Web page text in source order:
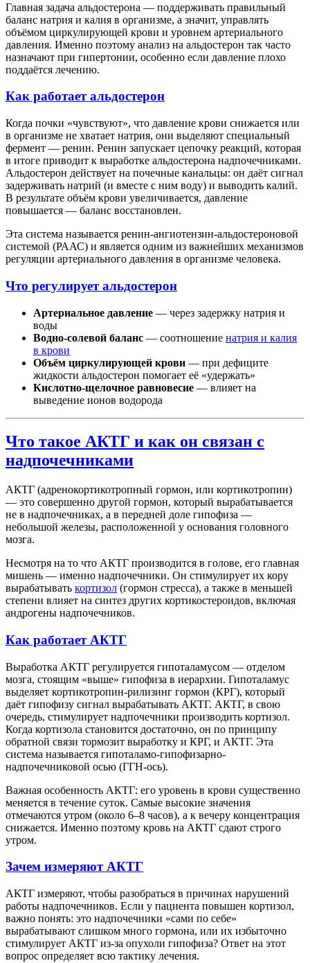
Главная задача альдостерона — поддерживать правильный
баланс натрия и калия в организме, а значит, управлять
объёмом циркулирующей крови и уровнем артериального
давления. Именно поэтому анализ на альдостерон так часто
назначают при гипертонии, особенно если давление плохо
поддаётся лечению.
Как работает альдостерон
Когда почки «чувствуют», что давление крови снижается или
в организме не хватает натрия, они выделяют специальный
фермент — ренин. Ренин запускает цепочку реакций, которая
в итоге приводит к выработке альдостерона надпочечниками.
Альдостерон действует на почечные канальцы: он даёт сигнал
задерживать натрий (и вместе с ним воду) и выводить калий.
В результате объём крови увеличивается, давление
повышается — баланс восстановлен.
Эта система называется ренин-ангиотензин-альдостероновой
системой (РААС) и является одним из важнейших механизмов
регуляции артериального давления в организме человека.
Что регулирует альдостерон
Артериальное давление — через задержку натрия и
воды
Водно-солевой баланс — соотношение натрия и калия
в крови
Объём циркулирующей крови — при дефиците
жидкости альдостерон помогает её «удержать»
Кислотно-щелочное равновесие — влияет на
выведение ионов водорода
Что такое АКТГ и как он связан с
надпочечниками
АКТГ (адренокортикотропный гормон, или кортикотропин)
— это совершенно другой гормон, который вырабатывается
не в надпочечниках, а в передней доле гипофиза —
небольшой железы, расположенной у основания головного
мозга.
Несмотря на то что АКТГ производится в голове, его главная
мишень — именно надпочечники. Он стимулирует их кору
вырабатывать кортизол (гормон стресса), а также в меньшей
степени влияет на синтез других кортикостероидов, включая
андрогены надпочечников.
Как работает АКТГ
Выработка АКТГ регулируется гипоталамусом — отделом
мозга, стоящим «выше» гипофиза в иерархии. Гипоталамус
выделяет кортикотропин-рилизинг гормон (КРГ), который
даёт гипофизу сигнал вырабатывать АКТГ. АКТГ, в свою
очередь, стимулирует надпочечники производить кортизол.
Когда кортизола становится достаточно, он по принципу
обратной связи тормозит выработку и КРГ, и АКТГ. Эта
система называется гипоталамо-гипофизарно-
надпочечниковой осью (ГГН-ось).
Важная особенность АКТГ: его уровень в крови существенно
меняется в течение суток. Самые высокие значения
отмечаются утром (около 6–8 часов), а к вечеру концентрация
снижается. Именно поэтому кровь на АКТГ сдают строго
утром.
Зачем измеряют АКТГ
АКТГ измеряют, чтобы разобраться в причинах нарушений
работы надпочечников. Если у пациента повышен кортизол,
важно понять: это надпочечники «сами по себе»
вырабатывают слишком много гормона, или их избыточно
стимулирует АКТГ из-за опухоли гипофиза? Ответ на этот
вопрос определяет всю тактику лечения.